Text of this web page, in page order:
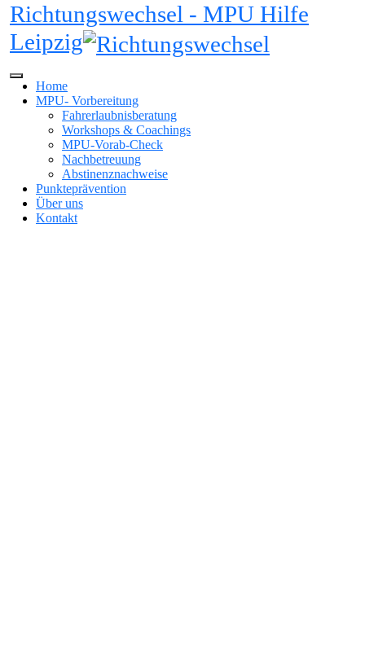
Richtungswechsel - MPU Hilfe
Leipzig
Home
MPU- Vorbereitung
Fahrerlaubnis­beratung
Workshops & Coachings
MPU-Vorab-Check
Nachbetreu­ung
Abstinenz­nachweise
Punkte­prävention
Über uns
Kontakt